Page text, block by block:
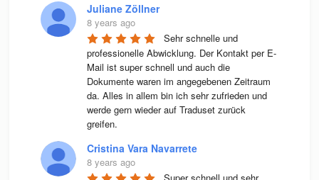
Juliane Zöllner
8 years ago
Sehr schnelle und
professionelle Abwicklung. Der Kontakt per E-
Mail ist super schnell und auch die
Dokumente waren im angegebenen Zeitraum
da. Alles in allem bin ich sehr zufrieden und
werde gern wieder auf Traduset zurück
greifen.
Cristina Vara Navarrete
8 years ago